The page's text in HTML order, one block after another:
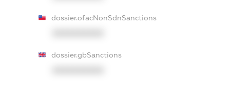
dossier.ofacNonSdnSanctions
dossier.gbSanctions